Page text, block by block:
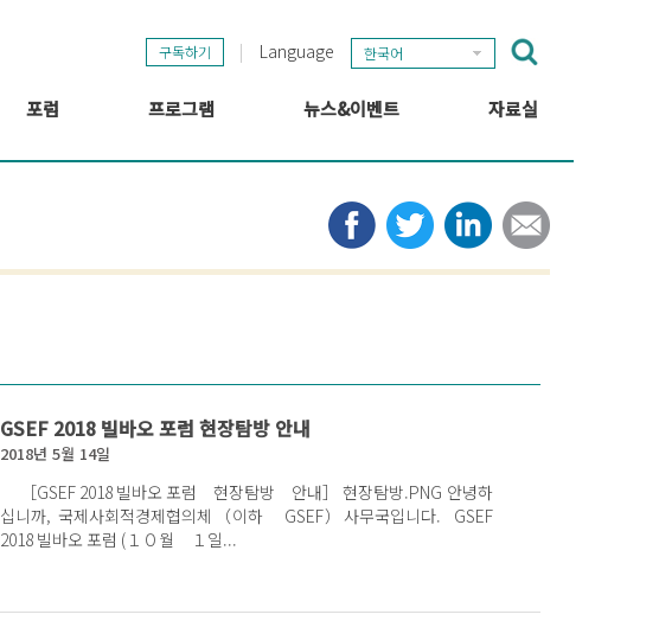
구독하기 Language 한국어
포럼
GSEF2021
프로그램 뉴스&이벤트
타임라인
자료실
뉴스레터
미디어
GSEF 2018 빌바오 포럼 현장탐방 안내
2018년 5월 14일
［GSEF 2018 빌바오 포럼 현장탐방 안내］ 현장탐방.PNG 안녕하
십니까, 국제사회적경제협의체（이하 GSEF）사무국입니다. GSEF
2018 빌바오 포럼 (１０월 １일...